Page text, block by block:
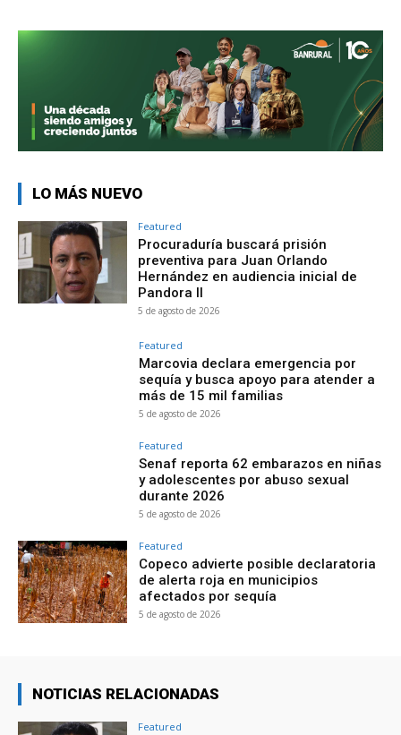
LO MÁS NUEVO
Featured
Procuraduría buscará prisión
preventiva para Juan Orlando
Hernández en audiencia inicial de
Pandora II
5 de agosto de 2026
Featured
Marcovia declara emergencia por
sequía y busca apoyo para atender a
más de 15 mil familias
5 de agosto de 2026
Featured
Senaf reporta 62 embarazos en niñas
y adolescentes por abuso sexual
durante 2026
5 de agosto de 2026
Featured
Copeco advierte posible declaratoria
de alerta roja en municipios
afectados por sequía
5 de agosto de 2026
NOTICIAS RELACIONADAS
Featured